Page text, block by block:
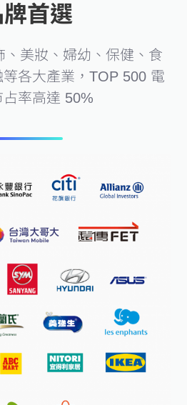
牌首選
、美妝、婦幼、保健、食
各大產業，TOP 500 電
占率高達 50%